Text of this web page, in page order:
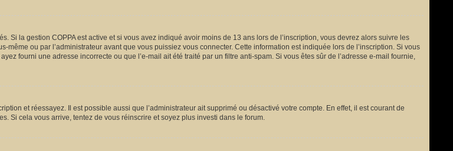
Si la gestion COPPA est active et si vous avez indiqué avoir moins de 13 ans lors de l’inscription, vous devrez alors suivre les
ou par l’administrateur avant que vous puissiez vous connecter. Cette information est indiquée lors de l’inscription. Si vous
fourni une adresse incorrecte ou que l’e-mail ait été traité par un filtre anti-spam. Si vous êtes sûr de l’adresse e-mail fournie,
et réessayez. Il est possible aussi que l’administrateur ait supprimé ou désactivé votre compte. En effet, il est courant de
Si cela vous arrive, tentez de vous réinscrire et soyez plus investi dans le forum.